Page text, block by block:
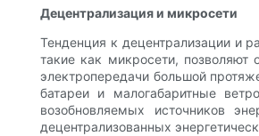
Децентрализация и микросети
Тенденция к децентрализации и
такие как микросети, позволяют
электропередачи большой
батареи и малогабаритные
возобновляемых источников
децентрализованных